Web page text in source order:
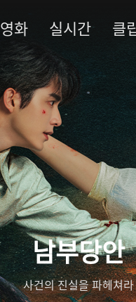
영화 실시간 클
남부당안
사건의 진실을 파헤쳐라